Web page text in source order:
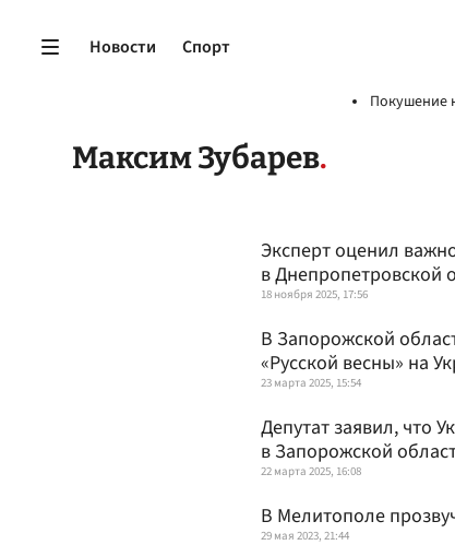
Новости Спорт
Покушение
Максим Зубарев
Эксперт оценил
в Днепропетровской
18 ноября 2025, 17:56
В Запорожской
«Русской весны» на
23 марта 2025, 15:54
Депутат заявил, что
в Запорожской
22 марта 2025, 16:08
В Мелитополе
29 мая 2023, 21:44